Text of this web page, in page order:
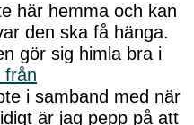
här hemma och kan
den ska få hänga.
gör sig himla bra i
från
i samband med när
är jag pepp på att